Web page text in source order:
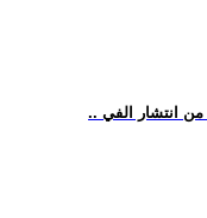
من انتشار الفي